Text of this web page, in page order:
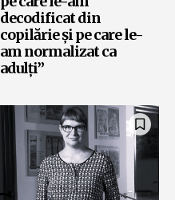
decodificat din
copilărie și pe care le-
am normalizat ca
adulți”